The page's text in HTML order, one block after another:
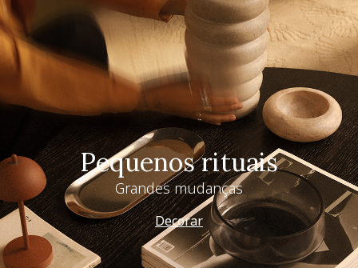
Pequenos rituais
Grandes mudanças
Decorar